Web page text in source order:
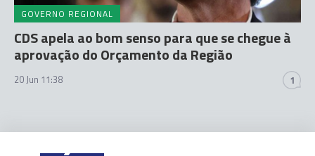
GOVERNO REGIONAL
CDS apela ao bom senso para que se chegue à
aprovação do Orçamento da Região
20 Jun 11:38 1